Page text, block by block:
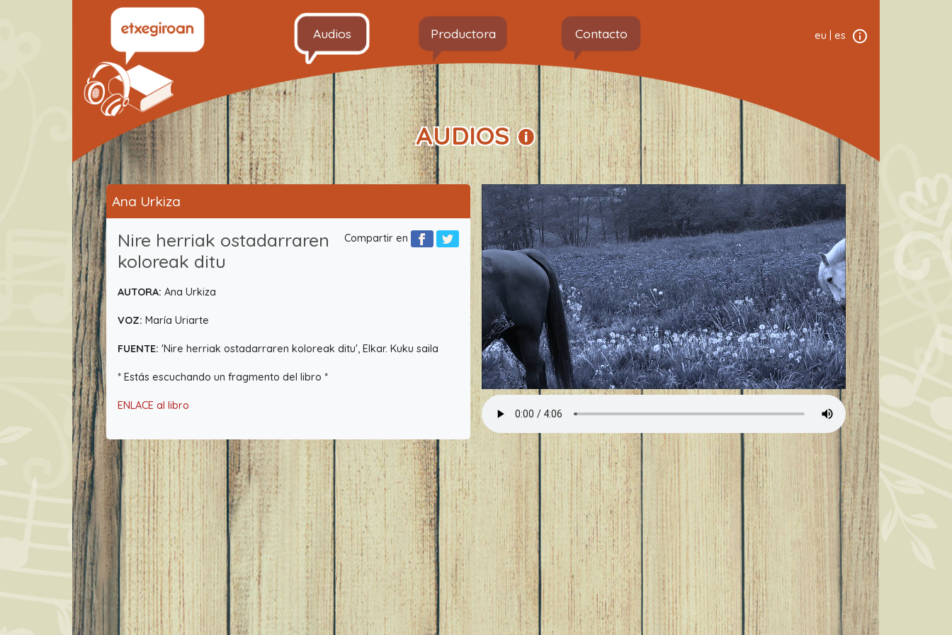
Audios Productora Contacto eu es
AUDIOS
Ana Urkiza
Compartir en
Nire herriak ostadarraren
koloreak ditu
AUTORA: Ana Urkiza
VOZ: María Uriarte
FUENTE: 'Nire herriak ostadarraren koloreak ditu', Elkar. Kuku saila
* Estás escuchando un fragmento del libro *
ENLACE al libro